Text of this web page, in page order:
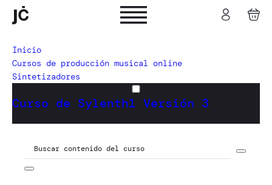
Inicio
Cursos de producción musical online
Sintetizadores
Curso de Sylenth1 Versión 3